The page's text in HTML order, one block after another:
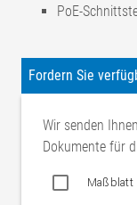
PoE-
Fordern Sie
Wir senden
Dokumente für
Maßblatt